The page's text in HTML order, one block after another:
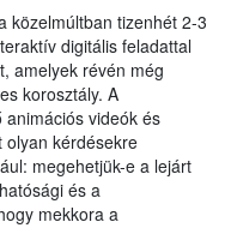
közelmúltban tizenhét 2-3
digitális feladattal
amelyek révén még
korosztály. A
animációs videók és
olyan kérdésekre
megehetjük-e a lejárt
és a
mekkora a